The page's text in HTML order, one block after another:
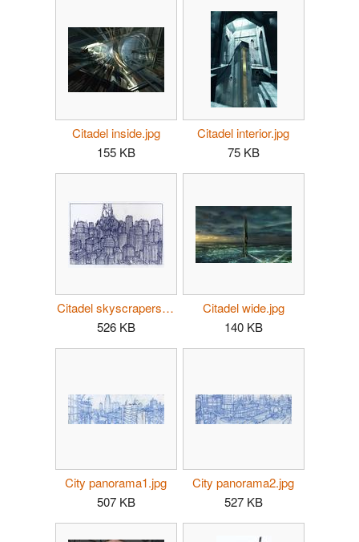
Citadel inside.jpg
155 KB
Citadel interior.jpg
75 KB
Citadel skyscrapers view.jpg
526 KB
Citadel wide.jpg
140 KB
City panorama1.jpg
507 KB
City panorama2.jpg
527 KB